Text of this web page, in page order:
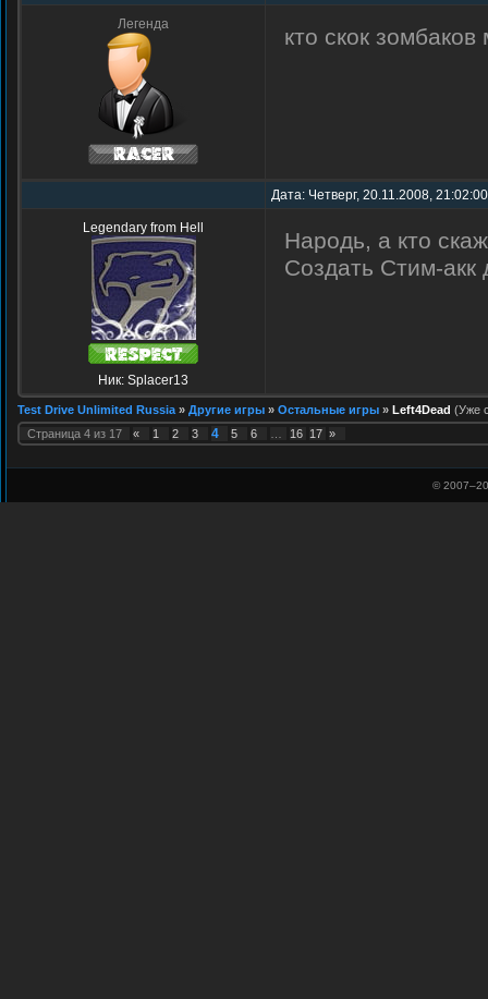
Легенда кто скок
Дата: Четверг, 20.11.2008,
Legendary from Hell
Ник: Splacer13
Народь, а кто
Создать Стим-акк
Test Drive Unlimited Russia » Другие игры » Остальные игры » Left4Dead (Уже
Страница 4 из 17 « 1 2 3 4 5 6 16 17 »
© 2007–